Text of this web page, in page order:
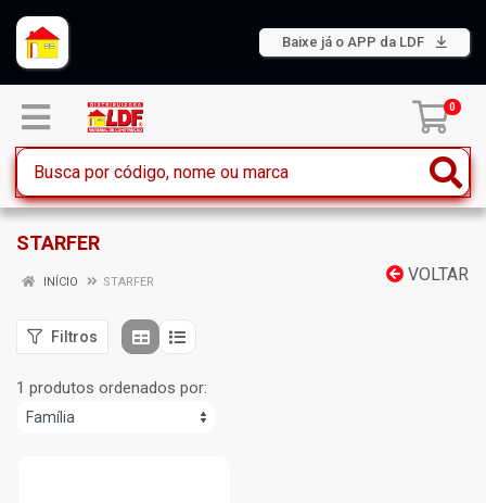
Baixe já o APP da LDF
0
STARFER
VOLTAR
INÍCIO STARFER
Filtros
1 produtos ordenados por: